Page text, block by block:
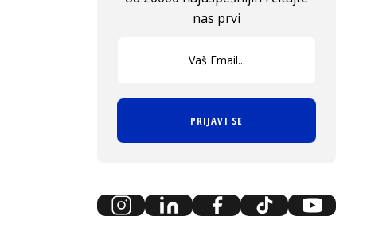
nas prvi
PRIJAVI SE